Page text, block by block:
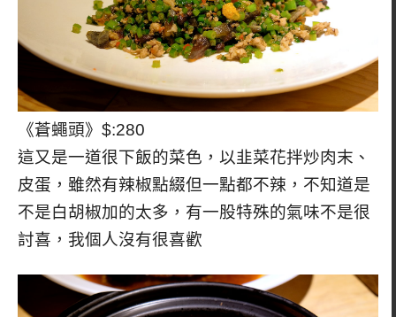
《蒼蠅頭》$:280
這又是一道很下飯的菜色，以韭菜花拌炒肉末、
皮蛋，雖然有辣椒點綴但一點都不辣，不知道是
不是白胡椒加的太多，有一股特殊的氣味不是很
討喜，我個人沒有很喜歡